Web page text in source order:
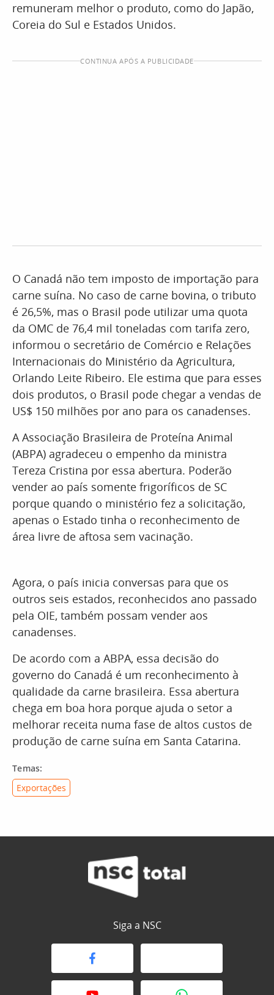
remuneram melhor o produto, como do Japão,
Coreia do Sul e Estados Unidos.
CONTINUA APÓS A PUBLICIDADE
O Canadá não tem imposto de importação para
carne suína. No caso de carne bovina, o tributo
é 26,5%, mas o Brasil pode utilizar uma quota
da OMC de 76,4 mil toneladas com tarifa zero,
informou o secretário de Comércio e Relações
Internacionais do Ministério da Agricultura,
Orlando Leite Ribeiro. Ele estima que para esses
dois produtos, o Brasil pode chegar a vendas de
US$ 150 milhões por ano para os canadenses.
A Associação Brasileira de Proteína Animal
(ABPA) agradeceu o empenho da ministra
Tereza Cristina por essa abertura. Poderão
vender ao país somente frigoríficos de SC
porque quando o ministério fez a solicitação,
apenas o Estado tinha o reconhecimento de
área livre de aftosa sem vacinação.
Agora, o país inicia conversas para que os
outros seis estados, reconhecidos ano passado
pela OIE, também possam vender aos
canadenses.
De acordo com a ABPA, essa decisão do
governo do Canadá é um reconhecimento à
qualidade da carne brasileira. Essa abertura
chega em boa hora porque ajuda o setor a
melhorar receita numa fase de altos custos de
produção de carne suína em Santa Catarina.
Temas:
Exportações
Siga a NSC